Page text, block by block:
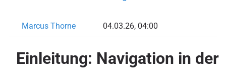
Marcus Thorne 04.03.26, 04:00
Einleitung: Navigation in der